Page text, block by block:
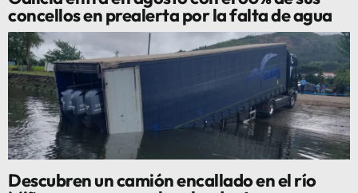
concellos en prealerta por la falta de agua
Descubren un camión encallado en el río